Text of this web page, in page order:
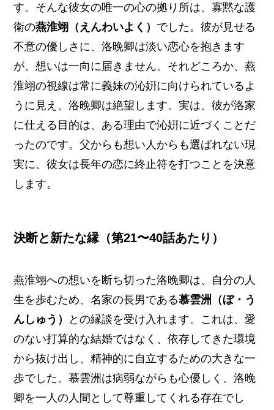
す。そんな彼女の唯一の心の拠り所は、寡黙な護
衛の燕淮翊（えんわいよく） でした。彼が見せる
不意の優しさに、洛晚卿は淡い恋心を抱きます
が、想いは一向に届きません。それどころか、燕
淮翊の視線は常に義妹の沁姸に向けられているよ
うに見え、洛晚卿は絶望します。実は、彼が洛家
に仕える目的は、ある理由で沁姸に近づくことだ
ったのです。父からも想い人からも選ばれない現
実に、彼女は長年の恋に終止符を打つことを決意
します。
決断と新たな縁（第21〜40話あたり）
燕淮翊への想いを断ち切った洛晚卿は、自分の人
生を歩むため、名家の長男である慕雲洲（ぼ・う
んしゅう）
との縁談を受け入れます。これは、愛
のない打算的な結婚ではなく、依存してきた環境
から抜け出し、精神的に自立するための大きな一
歩でした。慕雲洲は病弱ながらも心優しく、洛晚
卿を一人の人間として尊重してくれる存在でし